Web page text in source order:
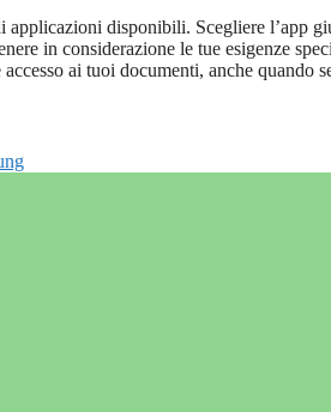
disponibili. Scegliere l’app
in considerazione le tue esigenze
ai tuoi documenti, anche quando